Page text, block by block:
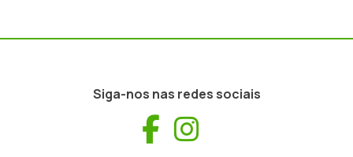
Siga-nos nas redes sociais
Facebook